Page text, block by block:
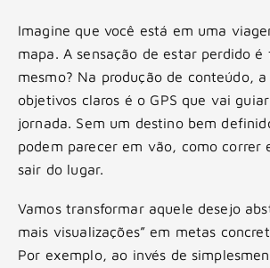
Imagine que você está em uma
mapa. A sensação de estar perdido
mesmo? Na produção de conteúdo,
objetivos claros é o GPS que vai
jornada. Sem um destino bem
podem parecer em vão, como correr
sair do lugar.
Vamos transformar aquele desejo
mais visualizações” em metas
Por exemplo, ao invés de